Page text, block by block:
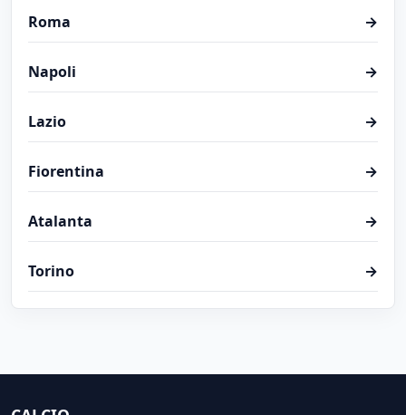
Roma →
Napoli →
Lazio →
Fiorentina →
Atalanta →
Torino →